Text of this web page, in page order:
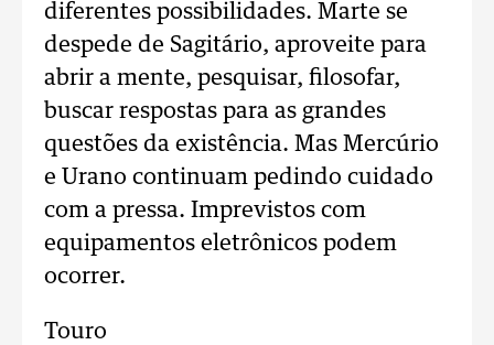
diferentes possibilidades. Marte se
despede de Sagitário, aproveite para
abrir a mente, pesquisar, filosofar,
buscar respostas para as grandes
questões da existência. Mas Mercúrio
e Urano continuam pedindo cuidado
com a pressa. Imprevistos com
equipamentos eletrônicos podem
ocorrer.
Touro